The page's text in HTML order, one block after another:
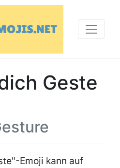
Geste
Emoji kann auf